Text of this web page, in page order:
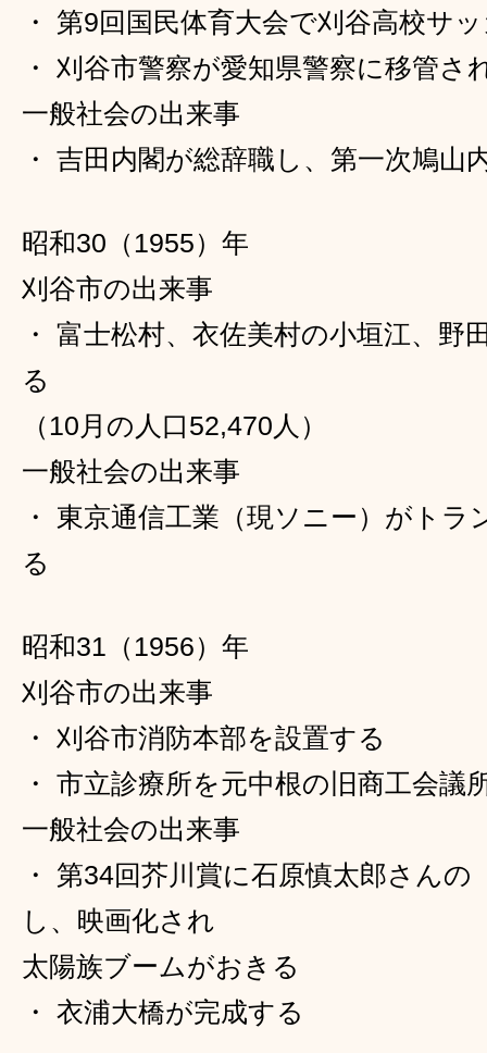
・ 第9回国民体育大会で刈谷高校サ
・ 刈谷市警察が愛知県警察に移管さ
一般社会の出来事
・ 吉田内閣が総辞職し、第一次鳩山
昭和30（1955）年
刈谷市の出来事
・ 富士松村、衣佐美村の小垣江、野
る
（10月の人口52,470人）
一般社会の出来事
・ 東京通信工業（現ソニー）がト
る
昭和31（1956）年
刈谷市の出来事
・ 刈谷市消防本部を設置する
・ 市立診療所を元中根の旧商工会議
一般社会の出来事
・ 第34回芥川賞に石原慎太郎さん
し、映画化され
太陽族ブームがおきる
・ 衣浦大橋が完成する